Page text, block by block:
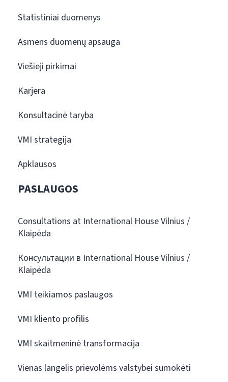
Statistiniai duomenys
Asmens duomenų apsauga
Viešieji pirkimai
Karjera
Konsultacinė taryba
VMI strategija
Apklausos
PASLAUGOS
Consultations at International House Vilnius /
Klaipėda
Консультации в International House Vilnius /
Klaipėda
VMI teikiamos paslaugos
VMI kliento profilis
VMI skaitmeninė transformacija
Vienas langelis prievolėms valstybei sumokėti